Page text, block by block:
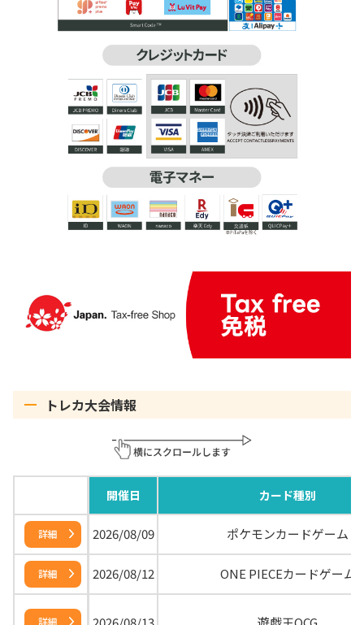
トレカ大会情報
開催日 カード種別
詳細 2026/08/09 ポケモンカードゲーム
詳細 2026/08/12 ONE PIECEカードゲーム
詳細